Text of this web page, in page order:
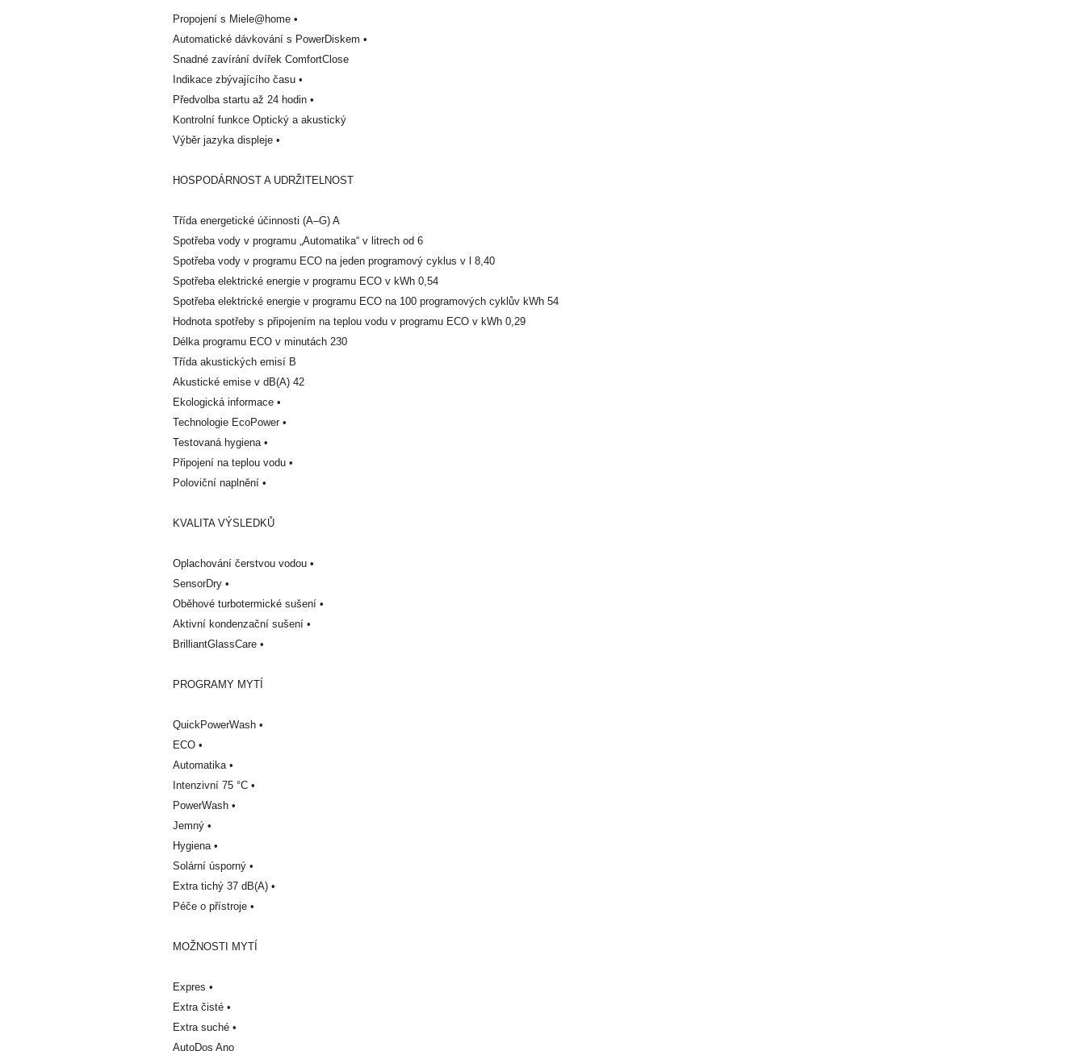
Propojení s Miele@home •
Automatické dávkování s PowerDiskem •
Snadné zavírání dvířek ComfortClose
Indikace zbývajícího času •
Předvolba startu až 24 hodin •
Kontrolní funkce Optický a akustický
Výběr jazyka displeje •
HOSPODÁRNOST A UDRŽITELNOST
Třída energetické účinnosti (A–G) A
Spotřeba vody v programu „Automatika“ v litrech od 6
Spotřeba vody v programu ECO na jeden programový cyklus v l 8,40
Spotřeba elektrické energie v programu ECO v kWh 0,54
Spotřeba elektrické energie v programu ECO na 100 programových cyklův kWh 54
Hodnota spotřeby s připojením na teplou vodu v programu ECO v kWh 0,29
Délka programu ECO v minutách 230
Třída akustických emisí B
Akustické emise v dB(A) 42
Ekologická informace •
Technologie EcoPower •
Testovaná hygiena •
Připojení na teplou vodu •
Poloviční naplnění •
KVALITA VÝSLEDKŮ
Oplachování čerstvou vodou •
SensorDry •
Oběhové turbotermické sušení •
Aktivní kondenzační sušení •
BrilliantGlassCare •
PROGRAMY MYTÍ
QuickPowerWash •
ECO •
Automatika •
Intenzivní 75 °C •
PowerWash •
Jemný •
Hygiena •
Solární úsporný •
Extra tichý 37 dB(A) •
Péče o přístroje •
MOŽNOSTI MYTÍ
Expres •
Extra čisté •
Extra suché •
AutoDos Ano